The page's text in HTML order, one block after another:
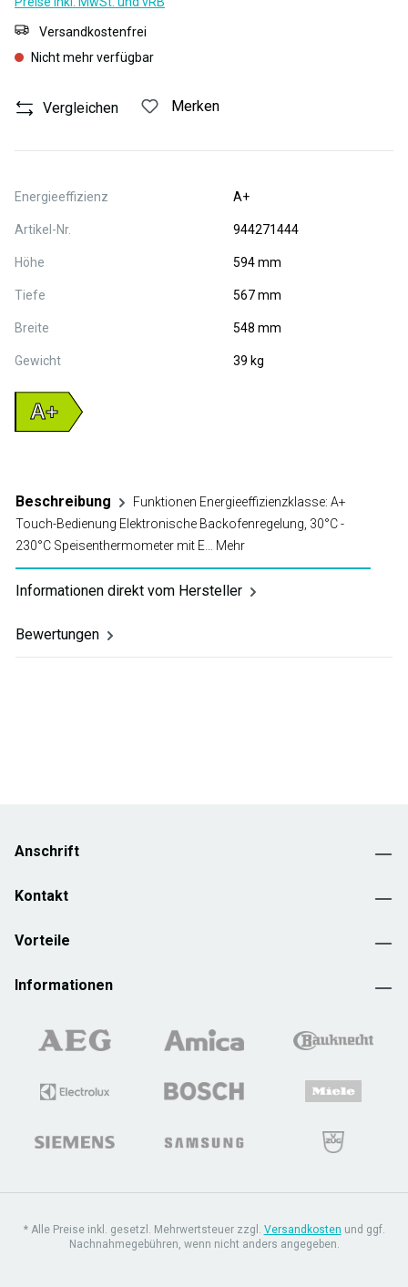
Versandkostenfrei
Nicht mehr verfügbar
Vergleichen Merken
Energieeffizienz A+
Artikel-Nr. 944271444
Höhe 594 mm
Tiefe 567 mm
Breite 548 mm
Gewicht 39 kg
A+
Beschreibung
Funktionen Energieeffizienzklasse: A+
Touch-Bedienung Elektronische Backofenregelung, 30°C -
230°C Speisenthermometer mit E… Mehr
Informationen direkt vom Hersteller
Bewertungen
Anschrift
Kontakt
Vorteile
Informationen
* Alle Preise inkl. gesetzl. Mehrwertsteuer zzgl. Versandkosten und ggf.
Nachnahmegebühren, wenn nicht anders angegeben.